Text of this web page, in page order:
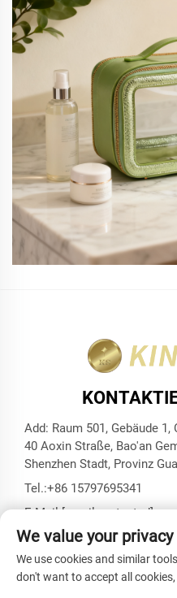
Add: Raum 501, Gebäude
40 Aoxin Straße, Bao'an
Shenzhen Stadt, Provinz
Tel.:+86 15797695341
E-Mail:[email protected]
Urheberrecht © Shenzhen
We value your privacy
We use cookies and similar
don't want to accept all